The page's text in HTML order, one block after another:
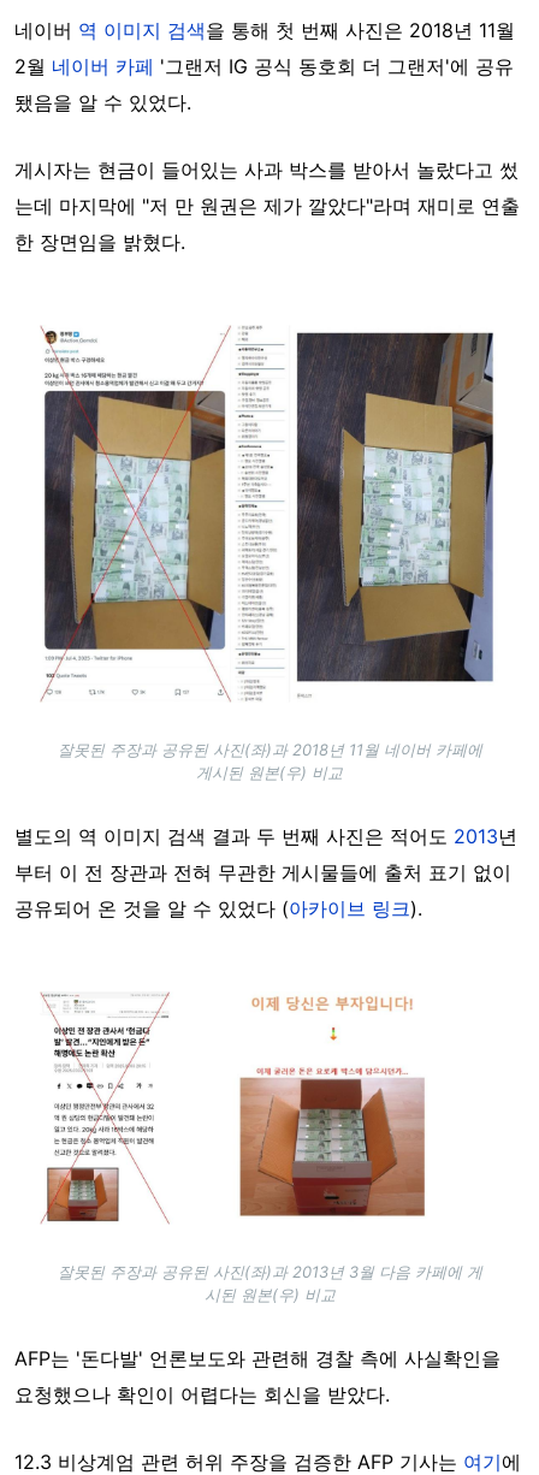
네이버 역 이미지 검색을 통해 첫 번째 사진은 2018년 11월
2월 네이버 카페 '그랜저 IG 공식 동호회 더 그랜저'에 공유
됐음을 알 수 있었다.
게시자는 현금이 들어있는 사과 박스를 받아서 놀랐다고 썼
는데 마지막에 "저 만 원권은 제가 깔았다"라며 재미로 연출
한 장면임을 밝혔다.
Image
잘못된 주장과 공유된 사진(좌)과 2018년 11월 네이버 카페에
게시된 원본(우) 비교
별도의 역 이미지 검색 결과 두 번째 사진은 적어도 2013년
부터 이 전 장관과 전혀 무관한 게시물들에 출처 표기 없이
공유되어 온 것을 알 수 있었다 (아카이브 링크).
Image
잘못된 주장과 공유된 사진(좌)과 2013년 3월 다음 카페에 게
시된 원본(우) 비교
AFP는 '돈다발' 언론보도와 관련해 경찰 측에 사실확인을
요청했으나 확인이 어렵다는 회신을 받았다.
12.3 비상계엄 관련 허위 주장을 검증한 AFP 기사는 여기에